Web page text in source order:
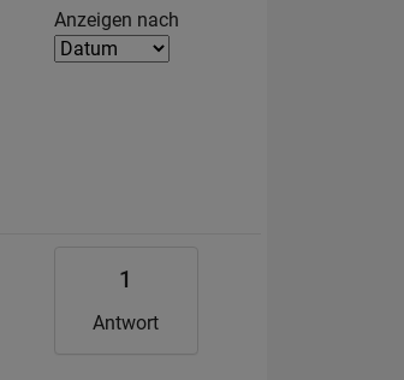
Filter2
Anzeigen nach
1
Antwort